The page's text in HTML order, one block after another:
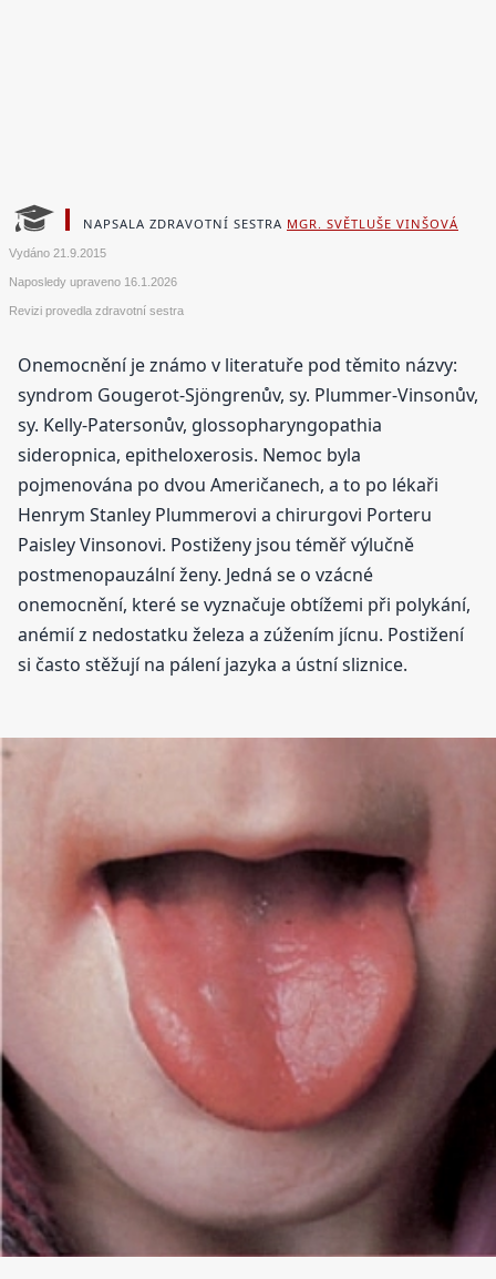
NAPSALA ZDRAVOTNÍ SESTRA MGR. SVĚTLUŠE VINŠOVÁ
Vydáno 21.9.2015
Naposledy upraveno 16.1.2026
Revizi provedla zdravotní sestra
Onemocnění je známo v literatuře pod těmito názvy:
syndrom Gougerot-Sjöngrenův, sy. Plummer-Vinsonův,
sy. Kelly-Patersonův, glossopharyngopathia
sideropnica, epitheloxerosis. Nemoc byla
pojmenována po dvou Američanech, a to po lékaři
Henrym Stanley Plummerovi a chirurgovi Porteru
Paisley Vinsonovi. Postiženy jsou téměř výlučně
postmenopauzální ženy. Jedná se o vzácné
onemocnění, které se vyznačuje obtížemi při polykání,
anémií z nedostatku železa a zúžením jícnu. Postižení
si často stěžují na pálení jazyka a ústní sliznice.